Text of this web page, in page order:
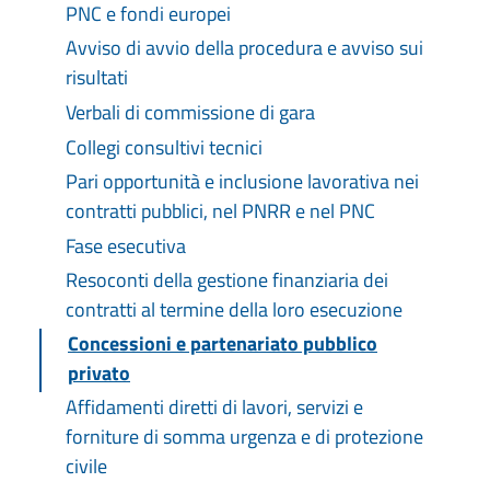
PNC e fondi europei
Avviso di avvio della procedura e avviso sui
risultati
Verbali di commissione di gara
Collegi consultivi tecnici
Pari opportunità e inclusione lavorativa nei
contratti pubblici, nel PNRR e nel PNC
Fase esecutiva
Resoconti della gestione finanziaria dei
contratti al termine della loro esecuzione
Concessioni e partenariato pubblico
privato
Affidamenti diretti di lavori, servizi e
forniture di somma urgenza e di protezione
civile